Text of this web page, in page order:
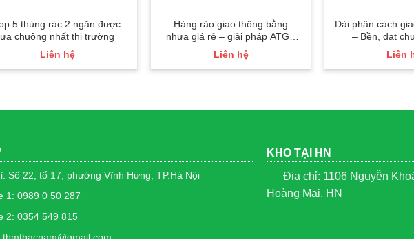
5 thùng rác 2 ngăn được
ưa chuộng nhất thị trường
Liên hệ
Hàng rào giao thông bằng
nhựa giá rẻ – giải pháp ATGT
hiệu quả, tiết kiệm
Liên hệ
Dải phân cách
– Bền, đạt
Liên
Số 22, tổ 17, phường Vĩnh Hưng, TP.Hà Nội
1: 0989 0 50 287
2: 0354 549 815
KHO TẠI HN
Địa chỉ: 1106 Nguyễn
Hoàng Mai, HN